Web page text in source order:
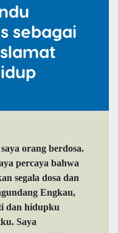
sebagai
orang berdosa.
percaya bahwa
segala dosa dan
Engkau,
dan hidupku
Saya